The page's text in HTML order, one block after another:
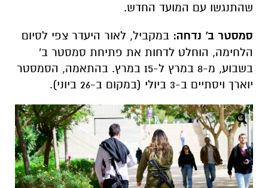
שהתנגשו עם המועד החדש.
סמסטר ב' נדחה: במקביל, לאור היעדר צפי לסיום
הלחימה, הוחלט לדחות את פתיחת סמסטר ב'
בשבוע, מ-8 במרץ ל-15 במרץ. בהתאמה, הסמסטר
יוארך ויסתיים ב-3 ביולי (במקום ב-26 ביוני).